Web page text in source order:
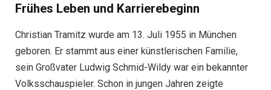
Frühes Leben und Karrierebeginn
Christian Tramitz wurde am 13. Juli 1955 in München
geboren. Er stammt aus einer künstlerischen Familie,
sein Großvater Ludwig Schmid-Wildy war ein bekannter
Volksschauspieler. Schon in jungen Jahren zeigte